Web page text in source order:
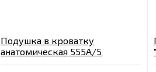
Подушка в кроватку
анатомическая 555А/5